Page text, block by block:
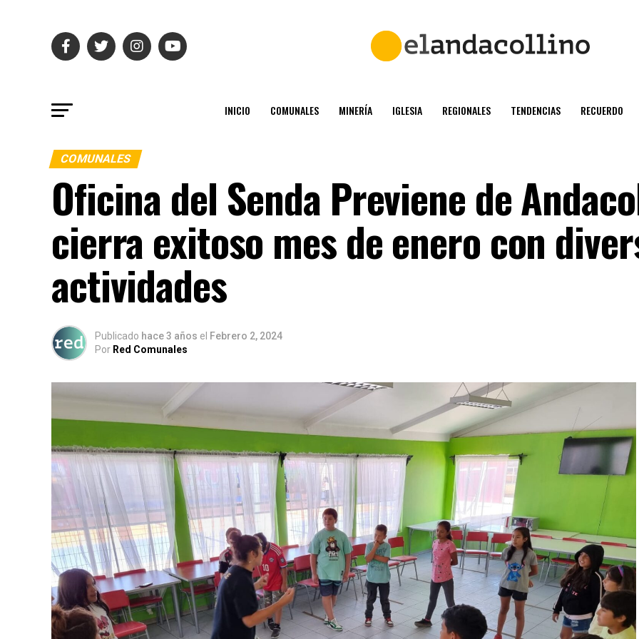
INICIO COMUNALES MINERÍA IGLESIA REGIONALES TENDENCIAS RECUERDO
COMUNALES
Oficina del Senda Previene de
cierra exitoso mes de enero con
actividades
Publicado hace 3 años el Febrero 2, 2024
Por Red Comunales